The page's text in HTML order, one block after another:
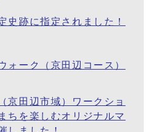
史跡に指定されました！
ォーク（京田辺コース）
京田辺市域）ワークショ
ちを楽しむオリジナルマ